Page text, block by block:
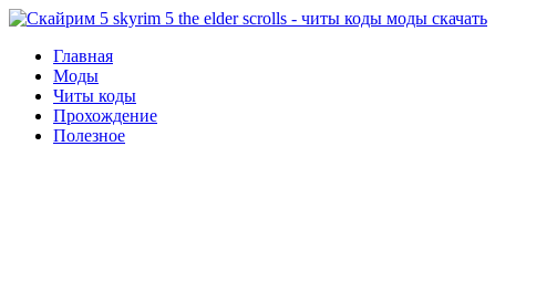
Перейти
содержимому
Главная
Моды
Читы коды
Прохождение
Полезное